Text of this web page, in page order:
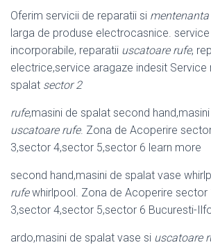
Oferim servicii de reparatii si mentenanta
larga de produse electrocasnice.
incorporabile, reparatii uscatoare rufe,
electrice,service aragaze indesit Service
spalat sector 2
rufe,masini de spalat second
uscatoare rufe. Zona de Acoperire
3,sector 4,sector 5,sector 6 learn more
second hand,masini de spalat vase
rufewhirlpool. Zona de Acoperire sector
3,sector 4,sector 5,sector 6 Bucuresti-
ardo,masini de spalat vase si uscatoare